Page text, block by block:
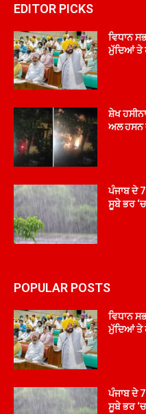
EDITOR PICKS
ਵਿਧਾਨ
ਮੁੱਦਿਆਂ ਤੇ
ਸ਼ੇਖ
ਅਲ ਹਸਨ
ਪੰਜਾਬ ਦੇ
ਸੂਬੇ ਭਰ
POPULAR POSTS
ਵਿਧਾਨ
ਮੁੱਦਿਆਂ ਤੇ
ਪੰਜਾਬ ਦੇ
ਸੂਬੇ ਭਰ